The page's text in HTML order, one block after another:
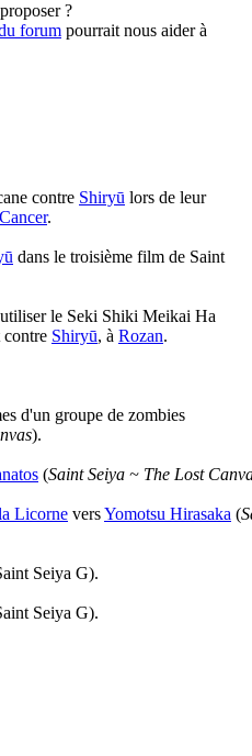
?
forum pourrait nous aider à
article !
contre Shiryū lors de leur
.
dans le troisième film de Saint
le Seki Shiki Meikai Ha
contre Shiryū, à Rozan.
d'un groupe de zombies
).
(Saint Seiya ~ The Lost
Licorne versYomotsu Hirasaka (
Seiya G).
Seiya G).